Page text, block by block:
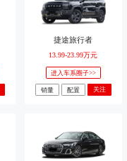
捷途旅行者
13.99-23.99万元
进入车系圈子>>
销量 配置 关注